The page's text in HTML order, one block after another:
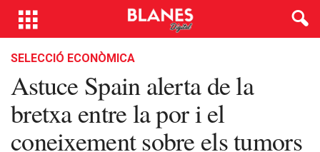
SELECCIÓ ECONÒMICA
Astuce Spain alerta de la
bretxa entre la por i el
coneixement sobre els tumors